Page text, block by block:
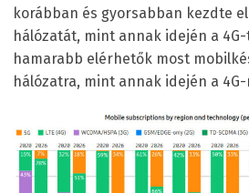
korábban és gyorsabban kezdte
hálózatát, mint annak idején a
hamarabb elérhetők most
hálózatra, mint annak idején a 4G-